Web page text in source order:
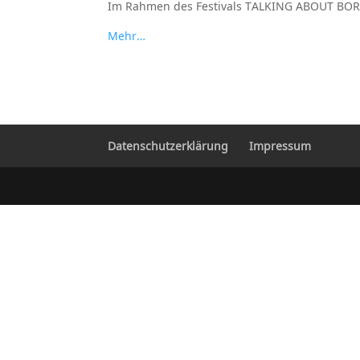
Im Rahmen des Festivals TALKING ABOUT
Mehr…
Datenschutzerklärung Impressum